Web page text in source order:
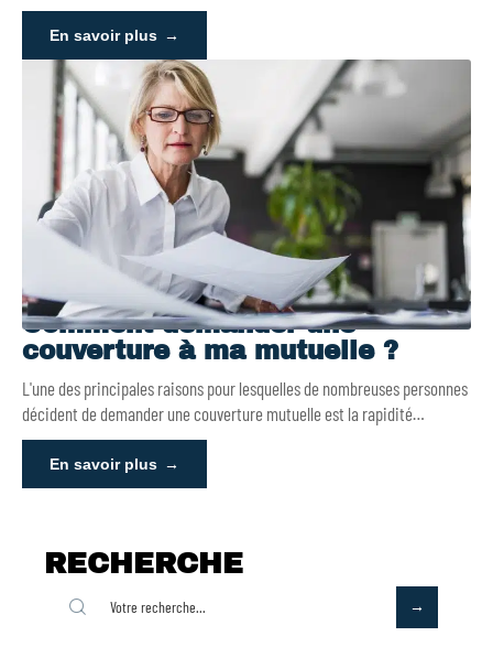
En savoir plus
Comment demander une
couverture à ma mutuelle ?
L'une des principales raisons pour lesquelles de nombreuses personnes
décident de demander une couverture mutuelle est la rapidité…
En savoir plus
RECHERCHE